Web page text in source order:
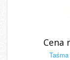
Cena